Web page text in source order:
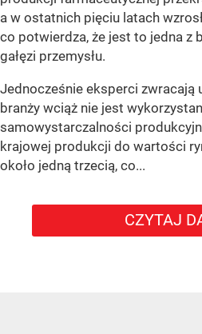
a w ostatnich pięciu latach
co potwierdza, że jest to jedna z
gałęzi przemysłu.
Jednocześnie eksperci zwracają
branży wciąż nie jest
samowystarczalności
krajowej produkcji do wartości
około jedną trzecią, co...
CZYTAJ